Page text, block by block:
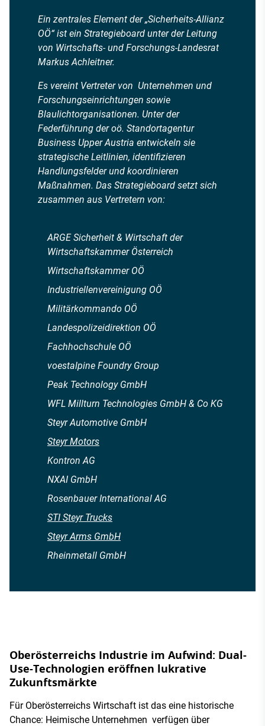
Ein zentrales Element der „Sicherheits-Allianz
OÖ“ ist ein Strategieboard unter der Leitung
von Wirtschafts- und Forschungs-Landesrat
Markus Achleitner.
Es vereint Vertreter von Unternehmen und
Forschungseinrichtungen sowie
Blaulichtorganisationen. Unter der
Federführung der oö. Standortagentur
Business Upper Austria entwickeln sie
strategische Leitlinien, identifizieren
Handlungsfelder und koordinieren
Maßnahmen. Das Strategieboard setzt sich
zusammen aus Vertretern von:
ARGE Sicherheit & Wirtschaft der
Wirtschaftskammer Österreich
Wirtschaftskammer OÖ
Industriellenvereinigung OÖ
Militärkommando OÖ
Landespolizeidirektion OÖ
Fachhochschule OÖ
voestalpine Foundry Group
Peak Technology GmbH
WFL Millturn Technologies GmbH & Co KG
Steyr Automotive GmbH
Steyr Motors
Kontron AG
NXAI GmbH
Rosenbauer International AG
STI Steyr Trucks
Steyr Arms GmbH
Rheinmetall GmbH
Oberösterreichs Industrie im Aufwind: Dual-
Use-Technologien eröffnen lukrative
Zukunftsmärkte
Für Oberösterreichs Wirtschaft ist das eine historische
Chance: Heimische Unternehmen verfügen über